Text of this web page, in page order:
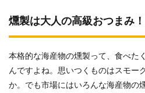
燻製は大人の高級おつまみ！
本格的な海産物の燻製って、食べた
んですよね。思いつくものはスモー
か。でも市場にはいろんな海産物の